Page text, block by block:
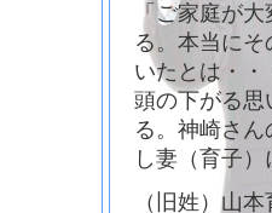
「ご家庭が
る。本当に
いたとは・
頭の下がる思
る。神崎さ
し妻（育子
（旧姓）山